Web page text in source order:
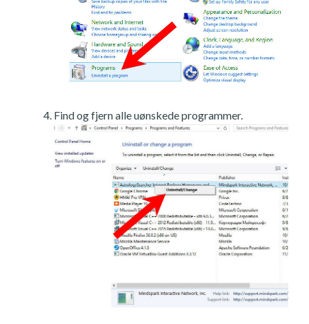
Find og fjern alle uønskede programmer.